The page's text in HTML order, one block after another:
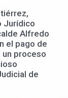
Jurídico
Alfredo
el pago de
un proceso
de